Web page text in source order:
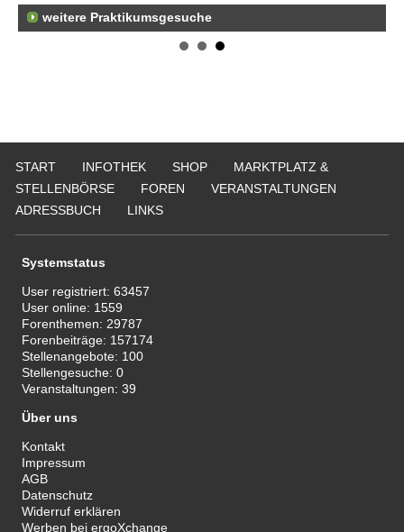
weitere Praktikumsgesuche
START INFOTHEK SHOP
MARKTPLATZ &
STELLENBÖRSE
FOREN
VERANSTALTUNGEN
ADRESSBUCH
LINKS
Systemstatus
User registriert:63457
User online: 1559
Forenthemen: 29787
Forenbeiträge: 157174
Stellenangebote: 100
Stellengesuche:0
Veranstaltungen:39
Über uns
Kontakt
Impressum
AGB
Datenschutz
Widerruf erklären
Werben bei ergoXchange